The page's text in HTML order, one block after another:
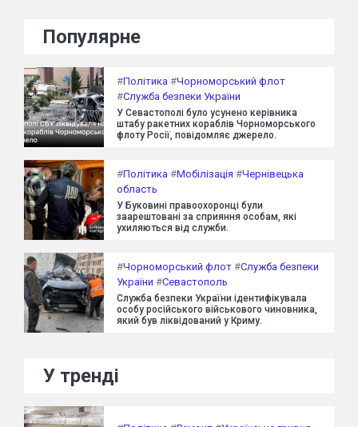
Популярне
#Політика #Чорноморський флот
#Служба безпеки України
У Севастополі було усунено керівника
штабу ракетних кораблів Чорноморського
флоту Росії, повідомляє джерело.
#Політика #Мобілізація #Чернівецька
область
У Буковині правоохоронці були
заарештовані за сприяння особам, які
ухиляються від служби.
#Чорноморський флот #Служба безпеки
України #Севастополь
Служба безпеки України ідентифікувала
особу російського військового чиновника,
який був ліквідований у Криму.
У тренді